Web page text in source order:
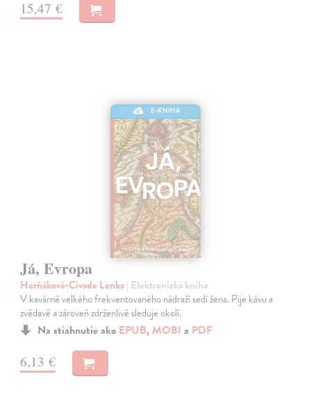
15,47 €
E-KNIHA
Já, Evropa
Horňáková-Civade Lenka| Elektronická kniha
V kavárně velkého frekventovaného nádraží sedí žena. Pije kávu a
zvědavě a zároveň zdrženlivě sleduje okolí.
Na stiahnutie ako EPUB, MOBI a PDF
6,13 €